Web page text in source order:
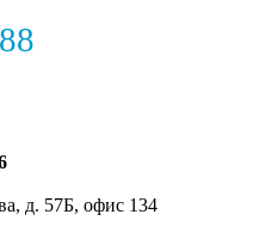
д. 57Б, офис 134